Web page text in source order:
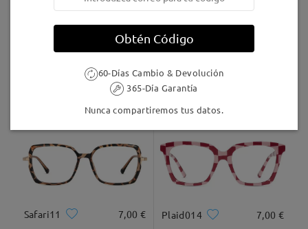
LiveChat(24/7), or call us at 1-855-487-6006(5am -
8pm PT), or email us at service@firmoo.com.
ne sont pas corrects à cause de mon
ophtalmologue, donc je vais devoir les échanger —
mais ce n’est absolument pas la faute de Firmoo. »
AlinonMar 9 , 2026
24,95 € F907
Safari11 7,00 € Plaid014 7,00 €
Obtén Código
60-Días Cambio & Devolución
365-Día Garantía
Nunca compartiremos tus datos.